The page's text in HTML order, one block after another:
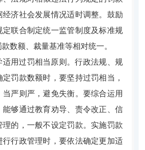
经济社会发展情况适时调整。鼓励
定联合制定统一监管制度及标准规
数额、裁量基准等相对统一。
适用过罚相当原则。行政法规、规
罚款数额时，要坚持过罚相当，
严则严，避免失衡。要综合运用
能够通过教育劝导、责令改正、信
理的，一般不设定罚款。实施罚款
行行政管理时，要依法确定更加适